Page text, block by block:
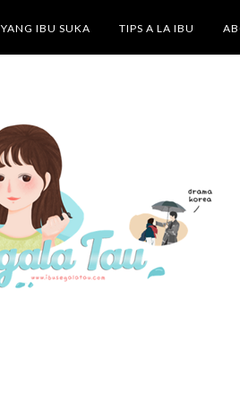
YANG IBU SUKA TIPS A LA IBU